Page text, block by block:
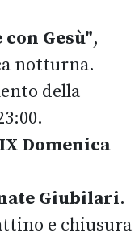
Gesù",
notturna.
della
Domenica
Giubilari.
e chiusura